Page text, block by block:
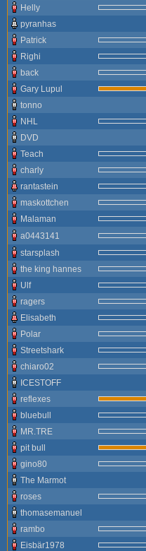
Helly
pyranhas
Patrick
Righi
back
Gary Lupul
tonno
NHL
DVD
Teach
charly
rantastein
maskottchen
Malaman
a0443141
starsplash
the king hannes
Ulf
ragers
Elisabeth
Polar
Streetshark
chiaro02
ICESTOFF
reflexes
bluebull
MR.TRE
pit bull
gino80
The Marmot
roses
thomasemanuel
rambo
Eisbär1978